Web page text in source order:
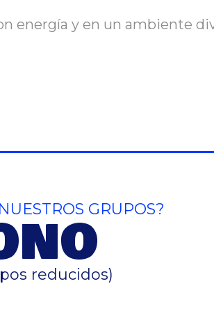
energía y en un ambiente
GRUPOS?
reducidos)